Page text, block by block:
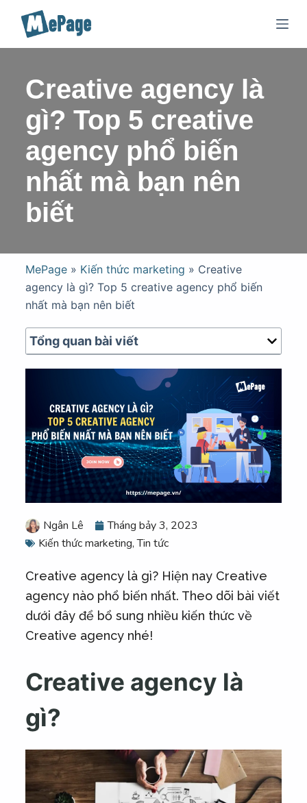
C
u
Creative agency là
gì? Top 5 creative
agency phổ biến
nhất mà bạn nên
biết
MePage» Kiến thức marketing » Creative
agency là gì? Top 5 creative agency phổ biến
nhất mà bạn nên biết
Tổng quan bài viết
Ngân Lê
Tháng bảy 3, 2023
Kiến thức marketing,Tin tức
Creative agency là gì? Hiện nay Creative
agency nào phổ biến nhất. Theo dõi bài viết
dưới đây để bổ sung nhiều kiến thức về
Creative agency nhé!
Creative agency là
gì?